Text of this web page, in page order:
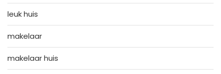
leuk huis
makelaar
makelaar huis